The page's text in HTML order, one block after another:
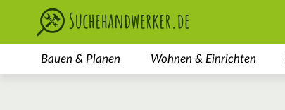
Bauen & Planen Wohnen & Einrichten